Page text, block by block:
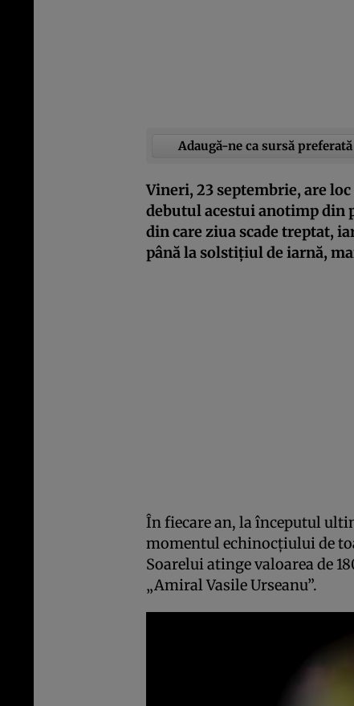
Adaugă-ne ca sursă preferată
Vineri, 23 septembrie, are
debutul acestui anotimp din
din care ziua scade treptat,
până la solstiţiul de iarnă,
În fiecare an, la începutul
momentul echinocţiului de
Soarelui atinge valoarea de
„Amiral Vasile Urseanu”.